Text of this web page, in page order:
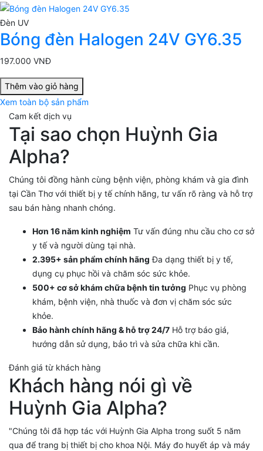
Đèn UV
Bóng đèn Halogen 24V GY6.35
197.000 VNĐ
Thêm vào giỏ hàng
Xem toàn bộ sản phẩm
Cam kết dịch vụ
Tại sao chọn Huỳnh Gia
Alpha?
Chúng tôi đồng hành cùng bệnh viện, phòng khám và gia đình
tại Cần Thơ với thiết bị y tế chính hãng, tư vấn rõ ràng và hỗ trợ
sau bán hàng nhanh chóng.
Hơn 16 năm kinh nghiệm Tư vấn đúng nhu cầu cho cơ sở
y tế và người dùng tại nhà.
2.395+ sản phẩm chính hãng Đa dạng thiết bị y tế,
dụng cụ phục hồi và chăm sóc sức khỏe.
500+ cơ sở khám chữa bệnh tin tưởng Phục vụ phòng
khám, bệnh viện, nhà thuốc và đơn vị chăm sóc sức
khỏe.
Bảo hành chính hãng & hỗ trợ 24/7 Hỗ trợ báo giá,
hướng dẫn sử dụng, bảo trì và sửa chữa khi cần.
Đánh giá từ khách hàng
Khách hàng nói gì về
Huỳnh Gia Alpha?
"Chúng tôi đã hợp tác với Huỳnh Gia Alpha trong suốt 5 năm
qua để trang bị thiết bị cho khoa Nội. Máy đo huyết áp và máy